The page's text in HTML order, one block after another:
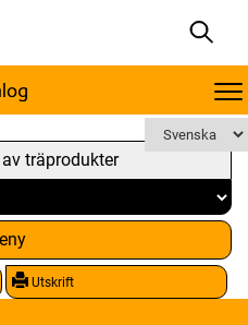
träprodukter
Utskrift